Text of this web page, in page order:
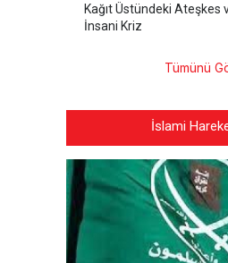
Kağıt Üstündeki Ateşkes
İnsani Kriz
Tümünü
İslami